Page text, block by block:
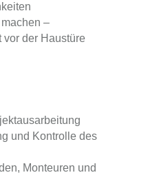
–
vor der Haustüre
und Kontrolle des
Monteuren und